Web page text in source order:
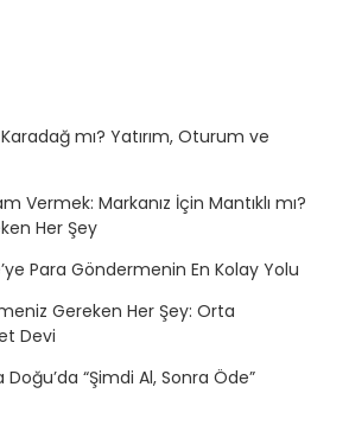
mı? Yatırım, Oturum ve
Vermek: Markanız İçin Mantıklı mı?
Her Şey
Para Göndermenin En Kolay Yolu
Gereken Her Şey: Orta
Devi
“Şimdi Al, Sonra Öde”